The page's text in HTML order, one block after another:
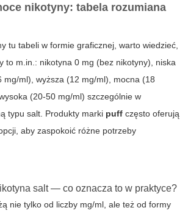
nikotyny: tabela rozumiana
tu tabeli w formie graficznej, warto wiedzieć,
to m.in.: nikotyna 0 mg (bez nikotyny), niska
mg/ml), wyższa (12 mg/ml), mocna (18
(20-50 mg/ml) szczególnie w
typu salt. Produkty marki puff często oferują
aby zaspokoić różne potrzeby
salt — co oznacza to w praktyce?
nie tylko od liczby mg/ml, ale też od formy